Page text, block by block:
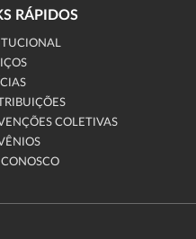
RÁPIDOS
COLETIVAS
CONOSCO